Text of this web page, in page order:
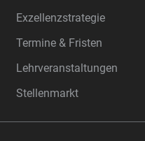
Exzellenzstrategie
Termine & Fristen
Lehrveranstaltungen
Stellenmarkt